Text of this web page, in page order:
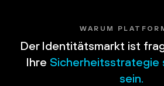
WARUM
Der Identitätsmarkt ist
Ihre Sicherheitsstrategie
sein.